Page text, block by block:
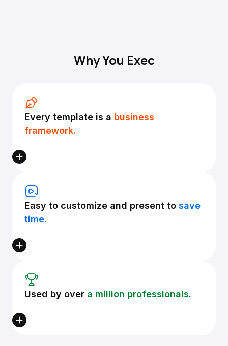
Why You Exec
Every template is a business
framework.
Easy to customize and present to save
time.
Used by over a million professionals.